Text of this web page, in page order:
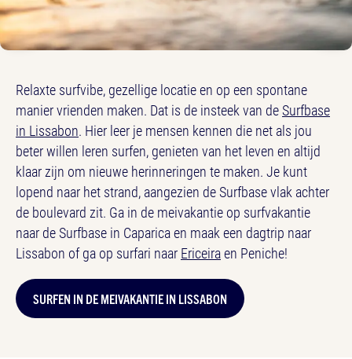
Relaxte surfvibe, gezellige locatie en op een spontane
manier vrienden maken. Dat is de insteek van deSurfbase
in Lissabon. Hier leer je mensen kennen die net als jou
beter willen leren surfen, genieten van het leven en altijd
klaar zijn om nieuwe herinneringen te maken. Je kunt
lopend naar het strand, aangezien de Surfbase vlak achter
de boulevard zit. Ga in de meivakantie op surfvakantie
naar de Surfbase in Caparica en maak een dagtrip naar
Lissabon of ga op surfari naar Ericeiraen Peniche!
SURFEN IN DE MEIVAKANTIE IN LISSABON